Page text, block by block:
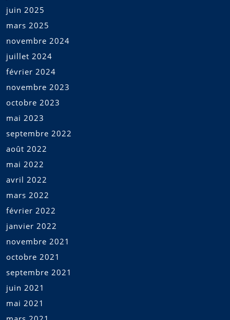
juin 2025
mars 2025
novembre 2024
juillet 2024
février 2024
novembre 2023
octobre 2023
mai 2023
septembre 2022
août 2022
mai 2022
avril 2022
mars 2022
février 2022
janvier 2022
novembre 2021
octobre 2021
septembre 2021
juin 2021
mai 2021